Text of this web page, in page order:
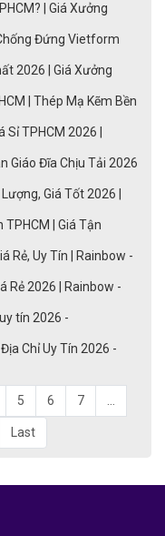
| Giá Xưởng
Đứng Vietform
2026 | Giá Xưởng
| Thép Mạ Kẽm Bền
TPHCM 2026 |
Giáo Đĩa Chịu Tải 2026
Giá Tốt 2026 |
TPHCM | Giá Tận
Rẻ, Uy Tín | Rainbow -
Rẻ 2026 | Rainbow -
tín 2026 -
Chỉ Uy Tín 2026 -
5 6 7 ...
Last